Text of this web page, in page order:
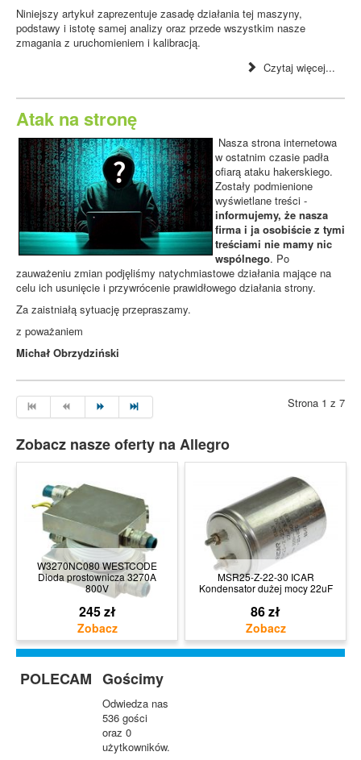
Niniejszy artykuł zaprezentuje zasadę działania tej maszyny,
podstawy i istotę samej analizy oraz przede wszystkim nasze
zmagania z uruchomieniem i kalibracją.
Czytaj więcej...
Atak na stronę
Nasza strona internetowa
w ostatnim czasie padła
ofiarą ataku hakerskiego.
Zostały podmienione
wyświetlane treści -
informujemy, że nasza
firma i ja osobiście z tymi
treściami nie mamy nic
wspólnego. Po
zauważeniu zmian podjęliśmy natychmiastowe działania mające na
celu ich usunięcie i przywrócenie prawidłowego działania strony.
Za zaistniałą sytuację przepraszamy.
z poważaniem
Michał Obrzydziński
Strona 1 z 7
Zobacz nasze oferty na Allegro
W3270NC080 WESTCODE
Dioda prostownicza 3270A
800V
245 zł
MSR25-Z-22-30 ICAR
Kondensator dużej mocy 22uF
86 zł
POLECAM Gościmy
Odwiedza nas
536 gości
oraz 0
użytkowników.